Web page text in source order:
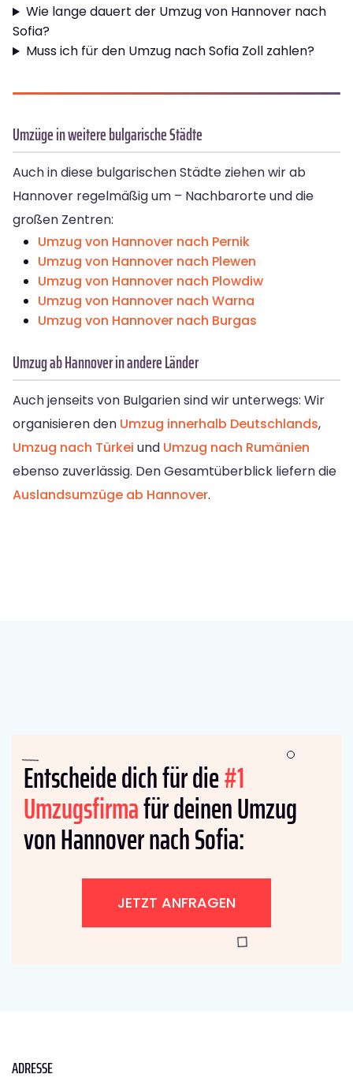
Wie lange dauert der Umzug von Hannover nach
Sofia?
Muss ich für den Umzug nach Sofia Zoll zahlen?
Umzüge in weitere bulgarische Städte
Auch in diese bulgarischen Städte ziehen wir ab
Hannover regelmäßig um – Nachbarorte und die
großen Zentren:
Umzug von Hannover nach Pernik
Umzug von Hannover nach Plewen
Umzug von Hannover nach Plowdiw
Umzug von Hannover nach Warna
Umzug von Hannover nach Burgas
Umzug ab Hannover in andere Länder
Auch jenseits von Bulgarien sind wir unterwegs: Wir
organisieren den Umzug innerhalb Deutschlands,
Umzug nach Türkei und Umzug nach Rumänien
ebenso zuverlässig. Den Gesamtüberblick liefern die
Auslandsumzüge ab Hannover.
Entscheide dich für die#1
Umzugsfirmafür deinen Umzug
von Hannover nach Sofia:
JETZT ANFRAGEN
ADRESSE